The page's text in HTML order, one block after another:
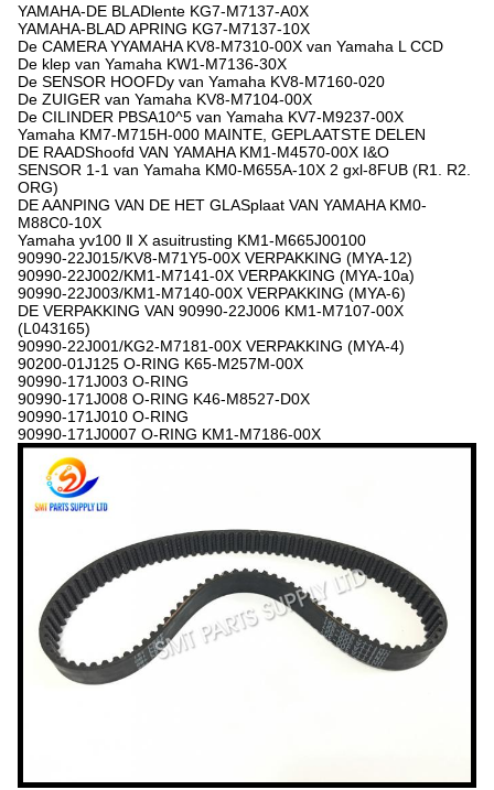
YAMAHA-DE BLADlente KG7-M7137-A0X
YAMAHA-BLAD APRING KG7-M7137-10X
De CAMERA YYAMAHA KV8-M7310-00X van Yamaha L CCD
De klep van Yamaha KW1-M7136-30X
De SENSOR HOOFDy van Yamaha KV8-M7160-020
De ZUIGER van Yamaha KV8-M7104-00X
De CILINDER PBSA10^5 van Yamaha KV7-M9237-00X
Yamaha KM7-M715H-000 MAINTE, GEPLAATSTE DELEN
DE RAADShoofd VAN YAMAHA KM1-M4570-00X I&O
SENSOR 1-1 van Yamaha KM0-M655A-10X 2 gxl-8FUB (R1. R2.
ORG)
DE AANPING VAN DE HET GLASplaat VAN YAMAHA KM0-
M88C0-10X
Yamaha yv100 Ⅱ X asuitrusting KM1-M665J00100
90990-22J015/KV8-M71Y5-00X VERPAKKING (MYA-12)
90990-22J002/KM1-M7141-0X VERPAKKING (MYA-10a)
90990-22J003/KM1-M7140-00X VERPAKKING (MYA-6)
DE VERPAKKING VAN 90990-22J006 KM1-M7107-00X
(L043165)
90990-22J001/KG2-M7181-00X VERPAKKING (MYA-4)
90200-01J125 O-RING K65-M257M-00X
90990-171J003 O-RING
90990-171J008 O-RING K46-M8527-D0X
90990-171J010 O-RING
90990-171J0007 O-RING KM1-M7186-00X